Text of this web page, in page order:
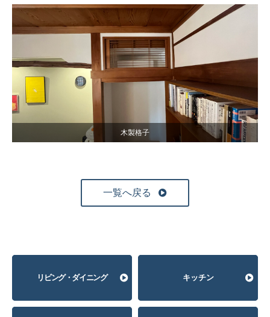
木製格子
一覧へ戻る
リビング・ダイニング キッチン